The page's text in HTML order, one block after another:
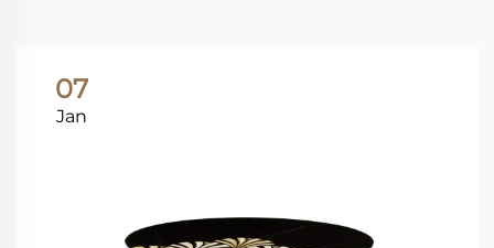
07
Jan